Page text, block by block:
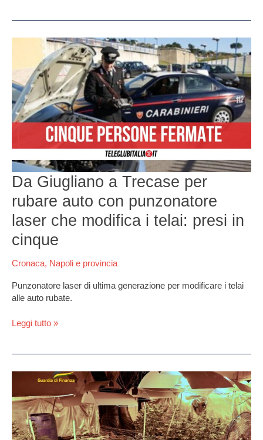
Da Giugliano a Trecase per
rubare auto con punzonatore
laser che modifica i telai: presi in
cinque
Cronaca, Napoli e provincia
Punzonatore laser di ultima generazione per modificare i telai
alle auto rubate.
Giugliano
Trecase
per
rubare
auto
punzonatore
che
modifica
telai:
presi
in
cinque
Leggi tutto »
Piantagione
marijuana
in
un